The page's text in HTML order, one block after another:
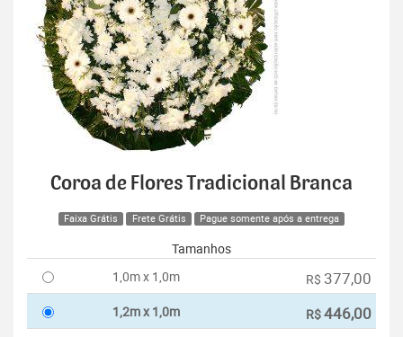
Coroa de Flores Tradicional Branca
Faixa Grátis Frete Grátis Pague somente após a entrega
Tamanhos
1,0m x 1,0m
R$ 377,00
1,2m x 1,0m R$446,00